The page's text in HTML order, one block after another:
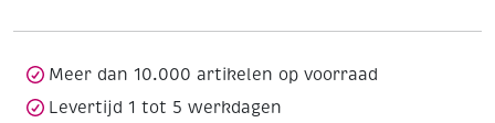
oceaanblauw
Meer dan 10.000 artikelen op voorraad
Levertijd 1 tot 5 werkdagen